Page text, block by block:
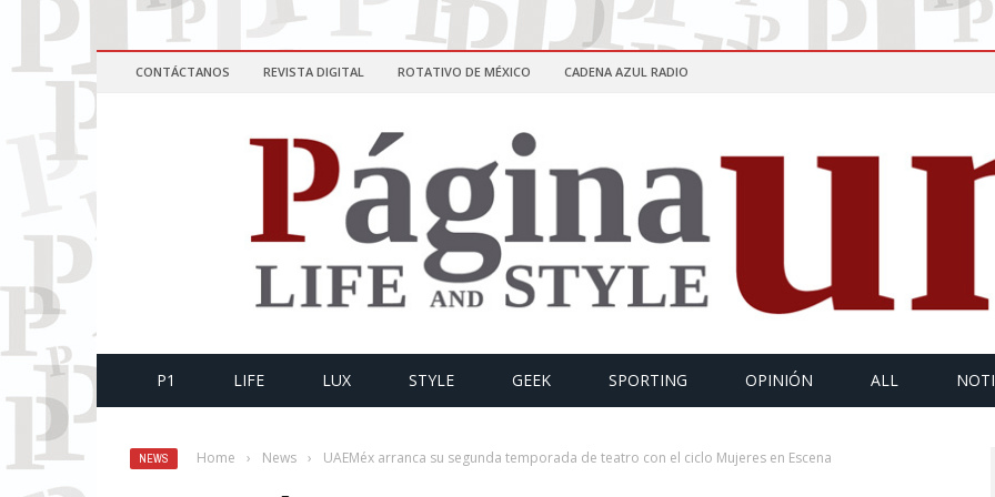
CONTÁCTANOS REVISTA DIGITAL ROTATIVO DE MÉXICO CADENA AZUL RADIO
P1 LIFE LUX STYLE GEEK SPORTING OPINIÓN ALL
NEWS Home › News › UAEMéx arranca su segunda temporada de teatro con el ciclo Mujeres en Escena